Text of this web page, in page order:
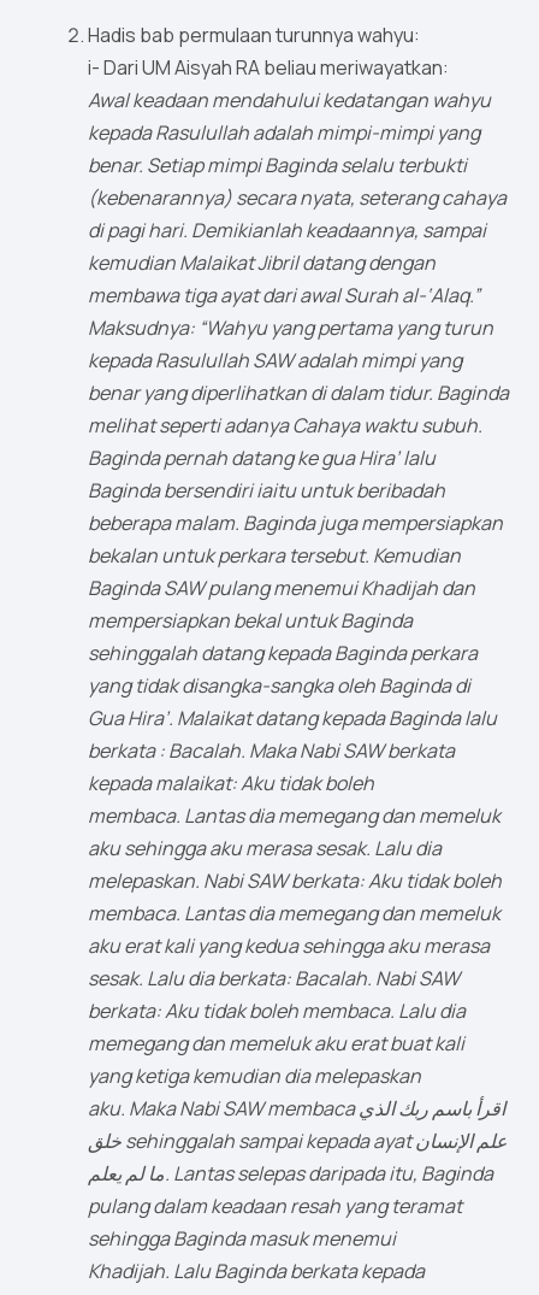
Hadis bab permulaan turunnya wahyu:
i- Dari UM Aisyah RA beliau meriwayatkan:
Awal keadaan mendahului kedatangan wahyu
kepada Rasulullah adalah mimpi-mimpi yang
benar. Setiap mimpi Baginda selalu terbukti
(kebenarannya) secara nyata, seterang cahaya
di pagi hari. Demikianlah keadaannya, sampai
kemudian Malaikat Jibril datang dengan
membawa tiga ayat dari awal Surah al-‘Alaq.”
Maksudnya: “Wahyu yang pertama yang turun
kepada Rasulullah SAW adalah mimpi yang
benar yang diperlihatkan di dalam tidur. Baginda
melihat seperti adanya Cahaya waktu subuh.
Baginda pernah datang ke gua Hira’ lalu
Baginda bersendiri iaitu untuk beribadah
beberapa malam. Baginda juga mempersiapkan
bekalan untuk perkara tersebut. Kemudian
Baginda SAW pulang menemui Khadijah dan
mempersiapkan bekal untuk Baginda
sehinggalah datang kepada Baginda perkara
yang tidak disangka-sangka oleh Baginda di
Gua Hira’. Malaikat datang kepada Baginda lalu
berkata : Bacalah. Maka Nabi SAW berkata
kepada malaikat: Aku tidak boleh
membaca. Lantas dia memegang dan memeluk
aku sehingga aku merasa sesak. Lalu dia
melepaskan. Nabi SAW berkata: Aku tidak boleh
membaca. Lantas dia memegang dan memeluk
aku erat kali yang kedua sehingga aku merasa
sesak. Lalu dia berkata: Bacalah. Nabi SAW
berkata: Aku tidak boleh membaca. Lalu dia
memegang dan memeluk aku erat buat kali
yang ketiga kemudian dia melepaskan
aku. Maka Nabi SAW membaca اقرأ باسم ربك الذي
خلق sehinggalah sampai kepada ayat علم الإنسان
ما لم يعلم. Lantas selepas daripada itu, Baginda
pulang dalam keadaan resah yang teramat
sehingga Baginda masuk menemui
Khadijah. Lalu Baginda berkata kepada